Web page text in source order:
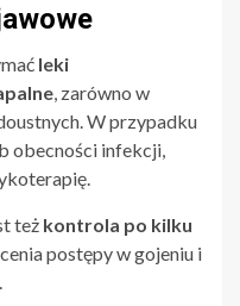
leki
, zarówno w
W przypadku
obecności infekcji,
też kontrola po kilku
postępy w gojeniu i